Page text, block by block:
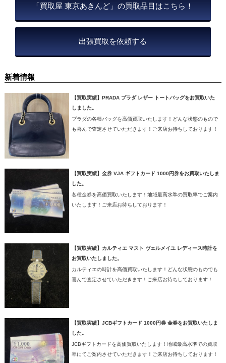
「買取屋 東京あきんど」の買取品目はこちら！
出張買取を依頼する
新着情報
【買取実績】PRADA プラダ レザー トートバッグをお買取いた
しました。
プラダの各種バッグを高価買取いたします！どんな状態のもので
も喜んで査定させていただきます！ご来店お待ちしております！
【買取実績】金券 VJA ギフトカード 1000円券をお買取いたしま
した。
各種金券を高価買取いたします！地域最高水準の買取率でご案内
いたします！ご来店お待ちしております！
【買取実績】カルティエ マスト ヴェルメイユ レディース時計を
お買取いたしました。
カルティエの時計を高価買取いたします！どんな状態のものでも
喜んで査定させていただきます！ご来店お待ちしております！
【買取実績】JCBギフトカード 1000円券 金券をお買取いたしま
した。
JCBギフトカードを高価買取いたします！地域最高水準での買取
率にてご案内させていただきます！ご来店お待ちしております！